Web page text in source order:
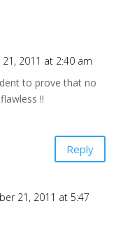
2011 at 2:40 am
to prove that no
!!
Reply
21, 2011 at 5:47